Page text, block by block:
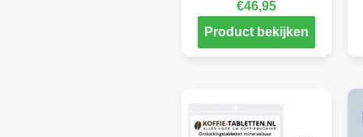
€46,95
Product bekijken